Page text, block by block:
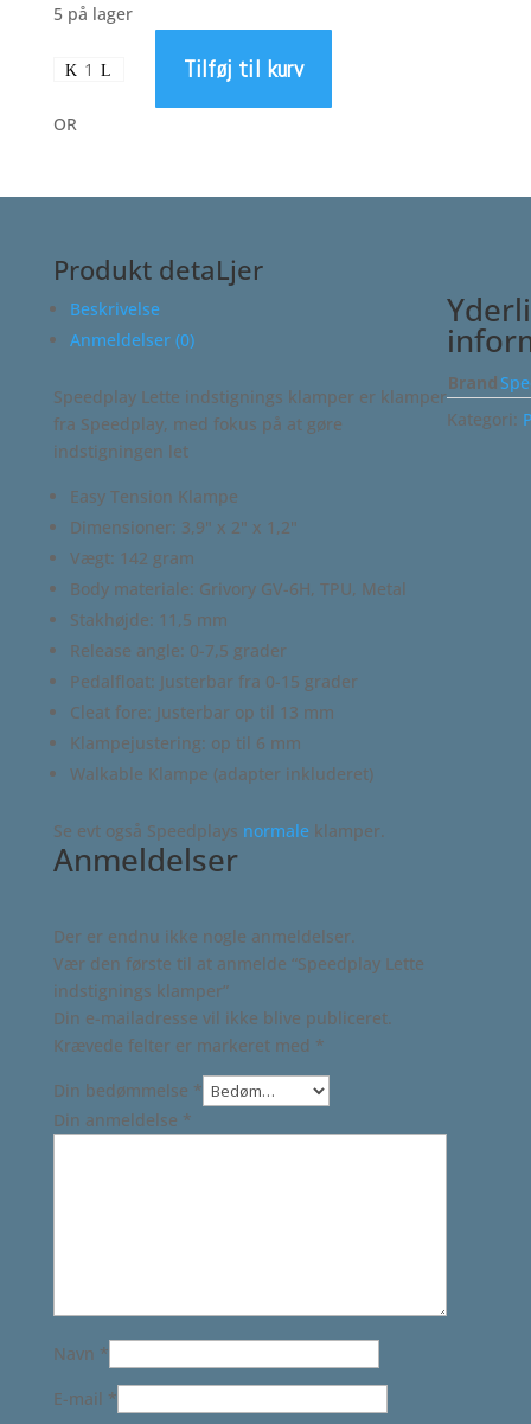
oprindelige
pris
5 på lager
Speedplay
indstignings
Tilføj til kurv
OR
Produkt detaLjer
Beskrivelse
Anmeldelser (0)
Speedplay Lette indstignings klamper er klamper
fra Speedplay, med fokus på at gøre
indstigningen let
Easy Tension Klampe
Dimensioner: 3,9" x 2" x 1,2"
Vægt: 142 gram
Body materiale: Grivory GV-6H, TPU, Metal
Stakhøjde: 11,5 mm
Release angle: 0-7,5 grader
Pedalfloat: Justerbar fra 0-15 grader
Cleat fore: Justerbar op til 13 mm
Klampejustering: op til 6 mm
Walkable Klampe (adapter inkluderet)
Se evt også Speedplays normaleklamper.
Anmeldelser
Der er endnu ikke nogle anmeldelser.
Vær den første til at anmelde “Speedplay Lette
indstignings klamper”
Din e-mailadresse vil ikke blive publiceret.
Krævede felter er markeret med *
Din bedømmelse *
Din anmeldelse *
Navn *
E-mail *
Brand
Kategori: